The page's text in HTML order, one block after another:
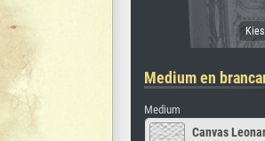
Medium en
Medium
Canvas